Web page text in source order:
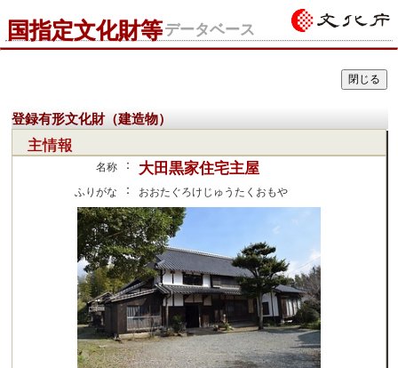
国指定文化財等データベース
登録有形文化財（建造物）
主情報
名称 ： 大田黒家住宅主屋
ふりがな ： おおたぐろけじゅうたくおもや